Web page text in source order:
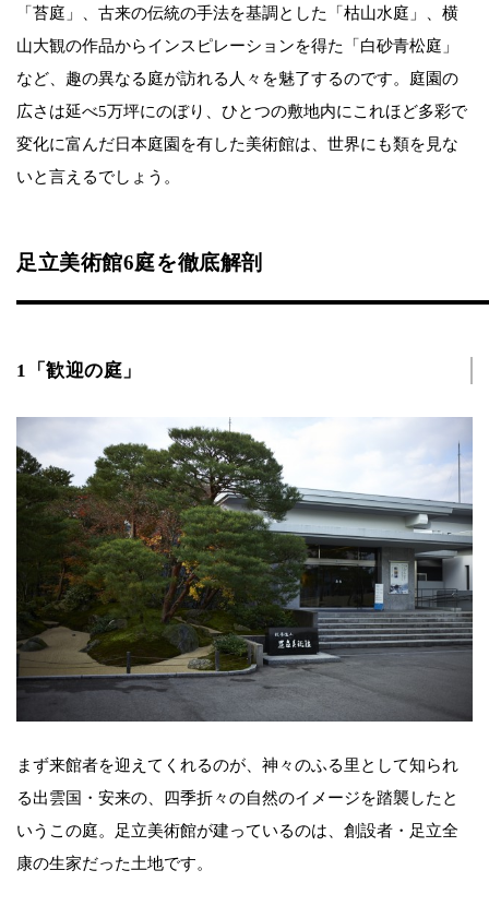
「苔庭」、古来の伝統の手法を基調とした「枯山水庭」、横
山大観の作品からインスピレーションを得た「白砂青松庭」
など、趣の異なる庭が訪れる人々を魅了するのです。庭園の
広さは延べ5万坪にのぼり、ひとつの敷地内にこれほど多彩で
変化に富んだ日本庭園を有した美術館は、世界にも類を見な
いと言えるでしょう。
足立美術館6庭を徹底解剖
1「歓迎の庭」
まず来館者を迎えてくれるのが、神々のふる里として知られ
る出雲国・安来の、四季折々の自然のイメージを踏襲したと
いうこの庭。足立美術館が建っているのは、創設者・足立全
康の生家だった土地です。